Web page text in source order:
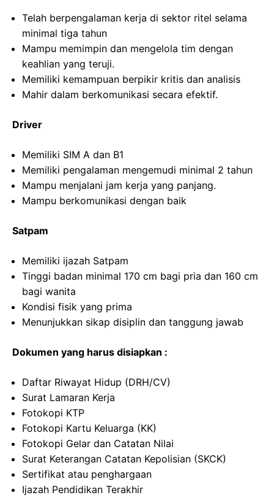
Telah berpengalaman kerja di sektor ritel selama
minimal tiga tahun
Mampu memimpin dan mengelola tim dengan
keahlian yang teruji.
Memiliki kemampuan berpikir kritis dan analisis
Mahir dalam berkomunikasi secara efektif.
Driver
Memiliki SIM A dan B1
Memiliki pengalaman mengemudi minimal 2 tahun
Mampu menjalani jam kerja yang panjang.
Mampu berkomunikasi dengan baik
Satpam
Memiliki ijazah Satpam
Tinggi badan minimal 170 cm bagi pria dan 160 cm
bagi wanita
Kondisi fisik yang prima
Menunjukkan sikap disiplin dan tanggung jawab
Dokumen yang harus disiapkan :
Daftar Riwayat Hidup (DRH/CV)
Surat Lamaran Kerja
Fotokopi KTP
Fotokopi Kartu Keluarga (KK)
Fotokopi Gelar dan Catatan Nilai
Surat Keterangan Catatan Kepolisian (SKCK)
Sertifikat atau penghargaan
Ijazah Pendidikan Terakhir